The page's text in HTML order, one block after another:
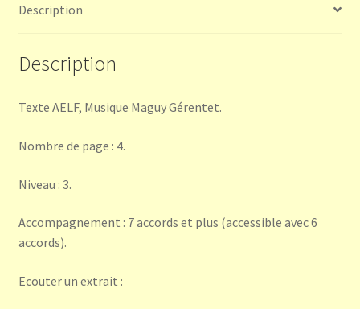
louange
Description
Description
Texte AELF, Musique Maguy Gérentet.
Nombre de page : 4.
Niveau : 3.
Accompagnement : 7 accords et plus (accessible avec 6
accords).
Ecouter un extrait :